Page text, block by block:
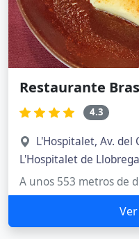
Restaurante
4.3
L'Hospitalet, Av. del
L'Hospitalet de
A unos 553 metros de